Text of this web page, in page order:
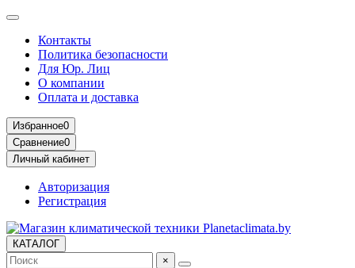
Контакты
Политика безопасности
Для Юр. Лиц
О компании
Оплата и доставка
Избранное0
Сравнение0
Личный кабинет
Авторизация
Регистрация
КАТАЛОГ
×